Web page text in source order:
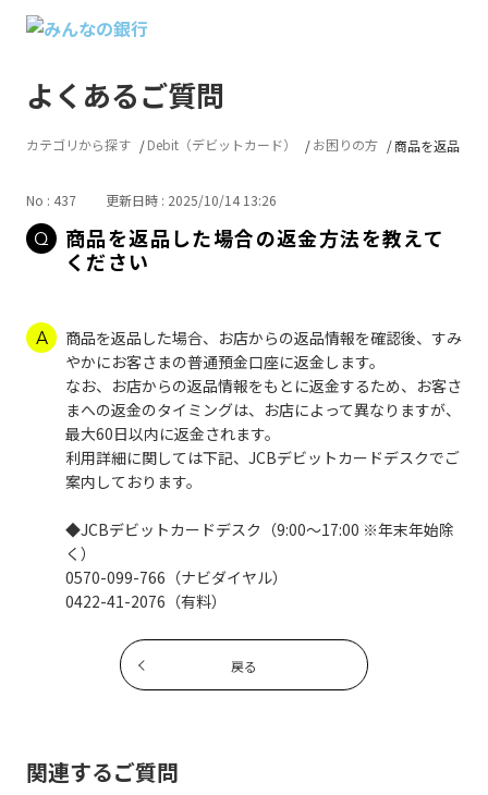
よくあるご質問
カテゴリから探す Debit（デビットカード） お困りの方 商品を返品し
No : 437 更新日時 : 2025/10/14 13:26
商品を返品した場合の返金方法を教えて
ください
商品を返品した場合、お店からの返品情報を確認後、すみ
やかにお客さまの普通預金口座に返金します。
なお、お店からの返品情報をもとに返金するため、お客さ
まへの返金のタイミングは、お店によって異なりますが、
最大60日以内に返金されます。
利用詳細に関しては下記、JCBデビットカードデスクでご
案内しております。
◆JCBデビットカードデスク（9:00～17:00 ※年末年始除
く）
0570-099-766（ナビダイヤル）
0422-41-2076（有料）
戻る
関連するご質問